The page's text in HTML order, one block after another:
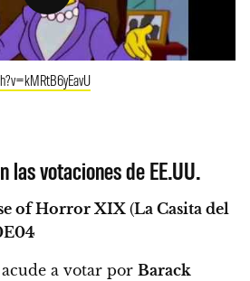
las votaciones de EE.UU.
of Horror XIX (La Casita del
acude a votar por Barack